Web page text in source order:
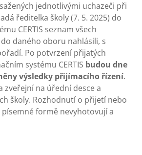
jednotlivými uchazeči při
ředitelka školy (7. 5. 2025) do
CERTIS seznam všech
daného oboru nahlásili, s
Po potvrzení přijatých
systému CERTIS budou dne
výsledky přijímacího řízení.
zveřejní na úřední desce a
školy. Rozhodnutí o přijetí nebo
formě nevyhotovují a